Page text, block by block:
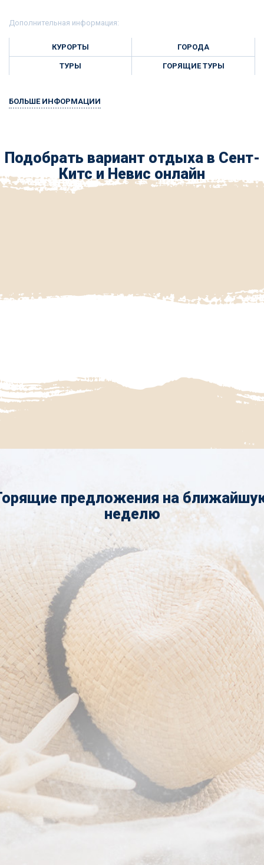
Дополнительная информация:
КУРОРТЫ ГОРОДА
ТУРЫ ГОРЯЩИЕ ТУРЫ
БОЛЬШЕ ИНФОРМАЦИИ
Подобрать вариант отдыха в Сент-
Китс и Невис онлайн
предложения на
неделю